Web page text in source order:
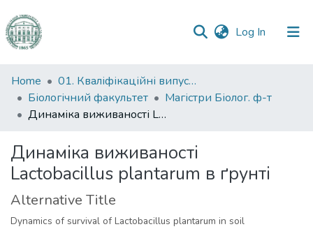
Log In (current)
Communities
&
Collections
Statistics
Home
01. Кваліфікаційні випускні роботи здобувачів вищої освіти
Біологічний факультет
Магістри Біолог. ф-т
Динаміка виживаності Lactobacillus plantarum в ґрунті
Динаміка виживаності
Lactobacillus plantarum в ґрунті
Alternative Title
Dynamics of survival of Lactobacillus plantarum in soil